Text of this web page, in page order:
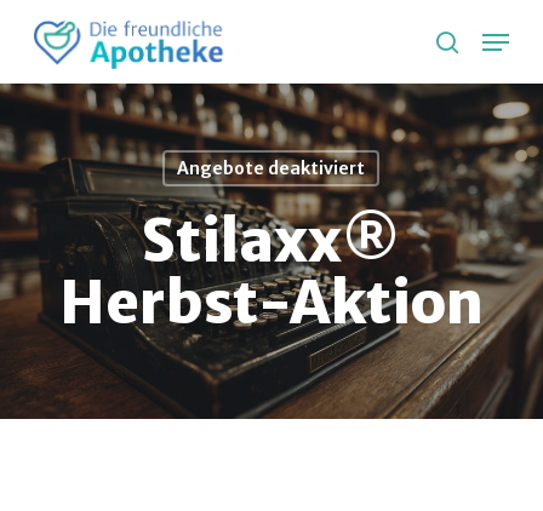
main
content
search
Angebote deaktiviert
Stilaxx®
Herbst-Aktion